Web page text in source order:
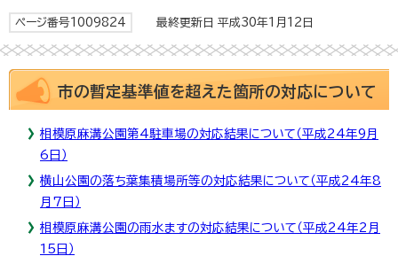
ページ番号1009824 最終更新日 平成30年1月12日
市の暫定基準値を超えた箇所の対応について
相模原麻溝公園第4駐車場の対応結果について（平成24年9月
6日）
横山公園の落ち葉集積場所等の対応結果について（平成24年8
月7日）
相模原麻溝公園の雨水ますの対応結果について（平成24年2月
15日）